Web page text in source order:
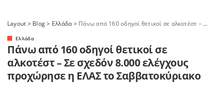
Layout > Blog> Ελλάδα> Πάνω από 160 οδηγοί θετικοί σε αλκοτέστ – Σε σχεδόν 8.000 ελέγχους προχώρησε η ΕΛΑΣ το Σαββατοκύριακο
Ελλάδα
Πάνω από 160 οδηγοί θετικοί σε
αλκοτέστ – Σε σχεδόν 8.000 ελέγχους
προχώρησε η ΕΛΑΣ το Σαββατοκύριακο